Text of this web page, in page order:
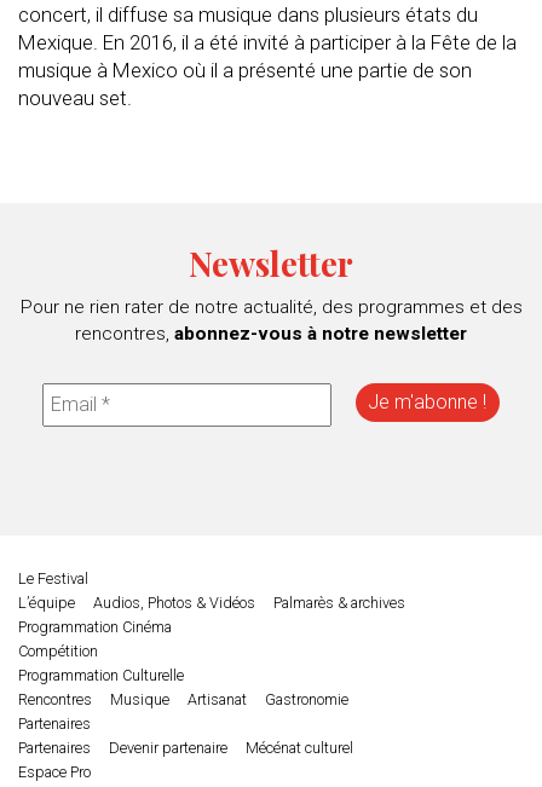
concert, il diffuse sa musique dans plusieurs états du
Mexique. En 2016, il a été invité à participer à la Fête de la
musique à Mexico où il a présenté une partie de son
nouveau set.
Newsletter
Pour ne rien rater de notre actualité, des programmes et des
rencontres, abonnez-vous à notre newsletter
Le Festival
L’équipe
Audios, Photos & Vidéos
Palmarès & archives
Programmation Cinéma
Compétition
Programmation Culturelle
Rencontres
Musique Artisanat
Gastronomie
Partenaires
Partenaires
Devenir partenaire
Mécénat culturel
Espace Pro